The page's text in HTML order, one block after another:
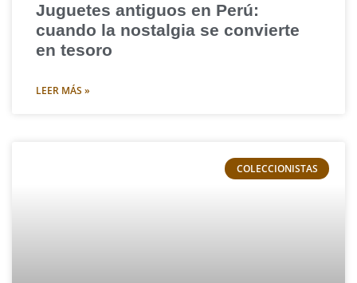
Juguetes antiguos en Perú:
cuando la nostalgia se convierte
en tesoro
LEER MÁS »
COLECCIONISTAS